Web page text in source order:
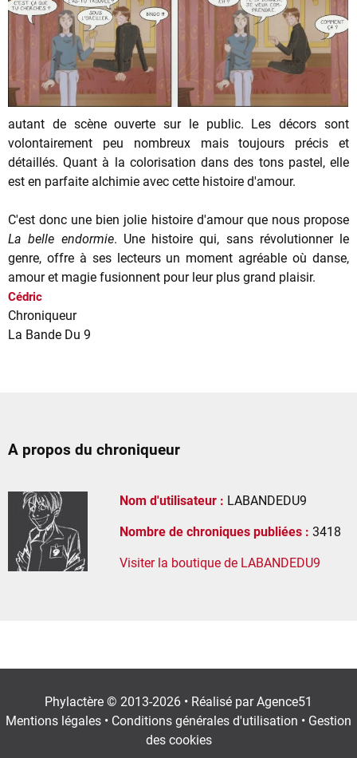
autant de scène ouverte sur le public. Les décors sont
volontairement peu nombreux mais toujours précis et
détaillés. Quant à la colorisation dans des tons pastel, elle
est en parfaite alchimie avec cette histoire d'amour.
C'est donc une bien jolie histoire d'amour que nous propose
La belle endormie. Une histoire qui, sans révolutionner le
genre, offre à ses lecteurs un moment agréable où danse,
amour et magie fusionnent pour leur plus grand plaisir.
Cédric
Chroniqueur
La Bande Du 9
A propos du chroniqueur
Nom d'utilisateur : LABANDEDU9
Nombre de chroniques publiées : 3418
Visiter la boutique de LABANDEDU9
Phylactère © 2013-2026 • Réalisé parAgence51
Mentions légales • Conditions générales d'utilisation • Gestion
des cookies